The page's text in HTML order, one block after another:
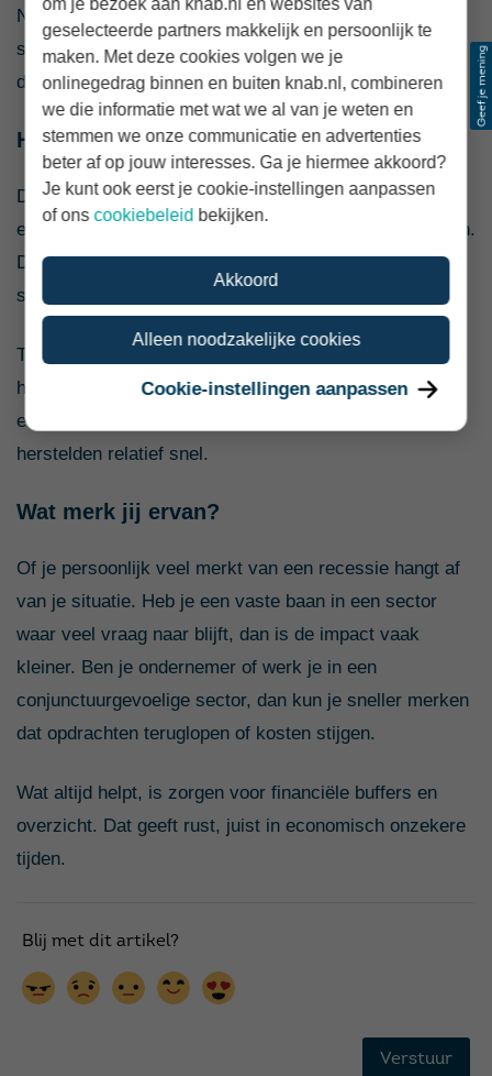
Niet iedereen wordt even hard geraakt. Sommige
sectoren zijn gevoeliger voor economische tegenwind
dan andere.
Hoe lang duurt een recessie?
Dat verschilt sterk. Sommige recessies duren slechts
een paar kwartalen. Andere houden meerdere jaren aan.
Duurt een recessie lang en is de impact groot, dan
spreken we meestal van een economische crisis.
Ter vergelijking: de financiële crisis begon in 2008 en
hield in Nederland meerdere jaren aan. Andere
economische krimpperiodes waren juist korter en
herstelden relatief snel.
Wat merk jij ervan?
Of je persoonlijk veel merkt van een recessie hangt af
van je situatie. Heb je een vaste baan in een sector
waar veel vraag naar blijft, dan is de impact vaak
kleiner. Ben je ondernemer of werk je in een
conjunctuurgevoelige sector, dan kun je sneller merken
dat opdrachten teruglopen of kosten stijgen.
Wat altijd helpt, is zorgen voor financiële buffers en
overzicht. Dat geeft rust, juist in economisch onzekere
tijden.
om je bezoek aan knab.nl en websites van
geselecteerde partners makkelijk en persoonlijk te
maken. Met deze cookies volgen we je
onlinegedrag binnen en buiten knab.nl, combineren
we die informatie met wat we al van je weten en
stemmen we onze communicatie en advertenties
beter af op jouw interesses. Ga je hiermee akkoord?
Je kunt ook eerst je cookie-instellingen aanpassen
of onscookiebeleid bekijken.
Akkoord
Alleen noodzakelijke cookies
Cookie-instellingen aanpassen